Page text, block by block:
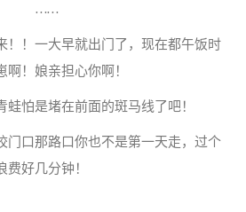
……
！！一大早就出门了，现在都午饭时
！娘亲担心你啊！
怕是堵在前面的斑马线了吧！
门口那路口你也不是第一天走，过个
好几分钟！